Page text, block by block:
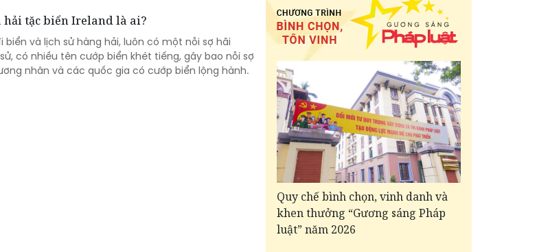
hải tặc biển Ireland là ai?
và lịch sử hàng hải, luôn có một nỗi sợ hãi
có nhiều tên cướp biển khét tiếng, gây bao nỗi sợ
nhân và các quốc gia có cướp biển lộng hành.
Quy chế bình chọn, vinh danh và
khen thưởng “Gương sáng Pháp
luật” năm 2026